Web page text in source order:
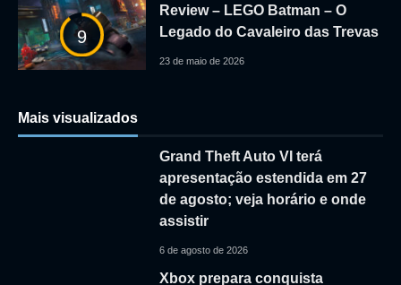
9
Review – LEGO Batman – O
Legado do Cavaleiro das Trevas
23 de maio de 2026
Mais visualizados
Grand Theft Auto VI terá
apresentação estendida em 27
de agosto; veja horário e onde
assistir
6 de agosto de 2026
Xbox prepara conquista